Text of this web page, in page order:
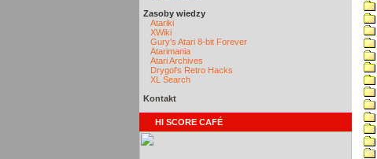
Zasoby wiedzy
Atariki
XWiki
Gury's Atari 8-bit Forever
Atarimania
Atari Archives
Drygol's Retro Hacks
XL Search
Kontakt
HI SCORE CAFÉ